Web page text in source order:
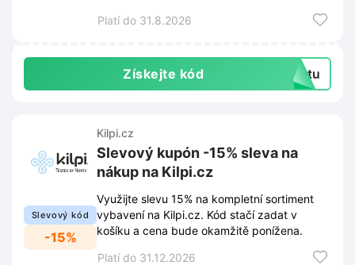
Díky pravidelnému zasílání novinek
šatník o kvalitní sportovní oblečení.
Platí do 31.8.2026
Získejte kód extu
Slevový kód
-15%
Kilpi.cz
Slevový kupón -15% sleva na
nákup na Kilpi.cz
Využijte slevu 15% na kompletní sortiment
vybavení na Kilpi.cz. Kód stačí zadat v
košíku a cena bude okamžitě ponížena.
Platí do 31.12.2026